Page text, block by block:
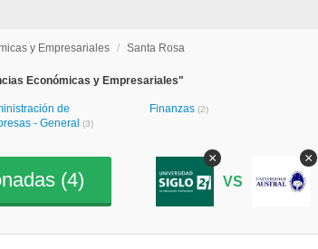
y Empresariales / Santa Rosa
Económicas y Empresariales"
de
- General (3)
Finanzas (2)
(4)
×
VS
×